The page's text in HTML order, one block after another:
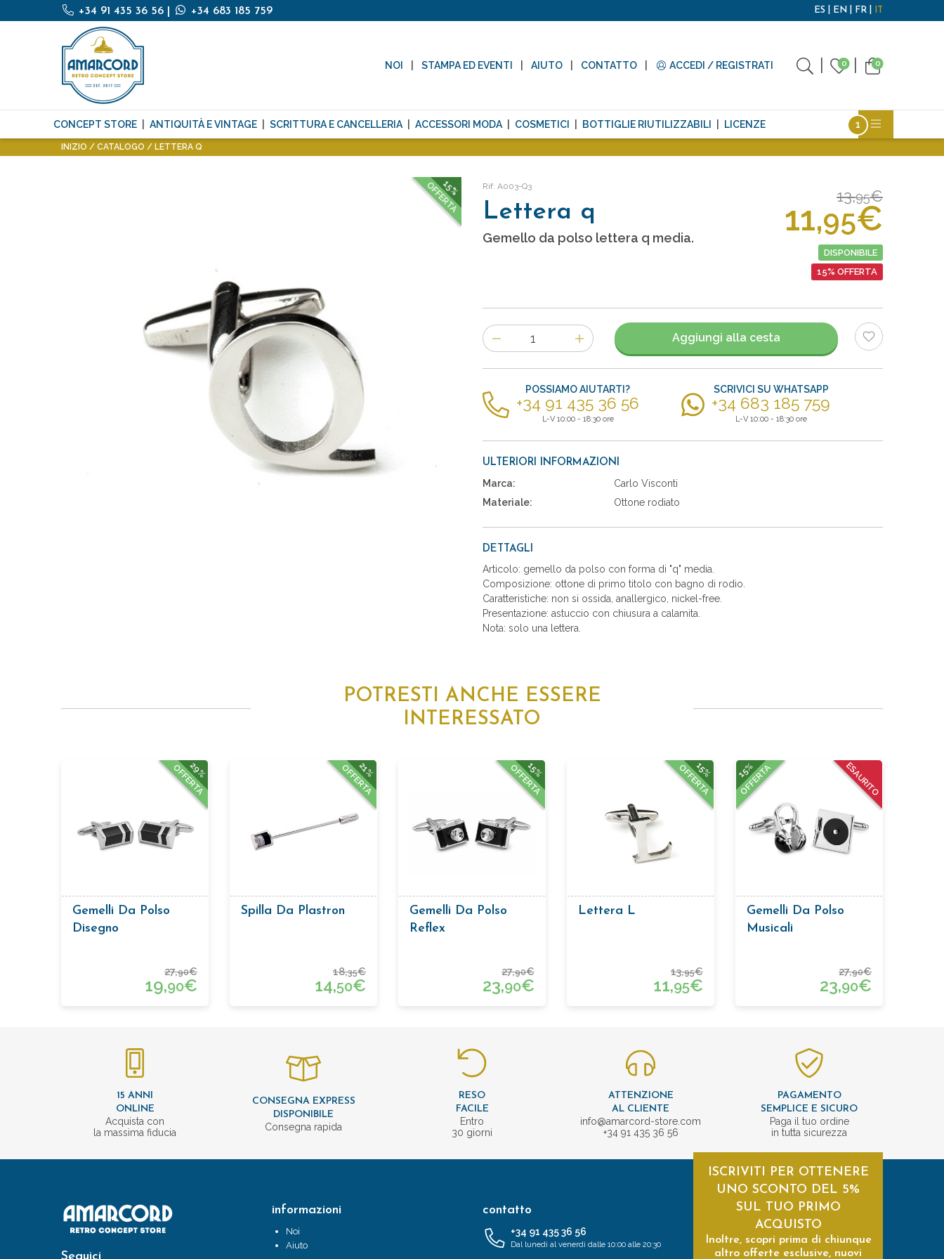
+34 91 435 36 56 +34 683 185 759 ES EN FR IT
NOI STAMPA ED EVENTI AIUTO CONTATTO ACCEDI / REGISTRATI 0 0
CONCEPT STORE ANTIQUITÀ E VINTAGE SCRITTURA E CANCELLERIA ACCESSORI MODA COSMETICI BOTTIGLIE RIUTILIZZABILI LICENZE
INIZIO CATALOGO LETTERA Q
15%
OFFERTA Rif: A003-Q3
Lettera q
Gemello da polso lettera q media.
13,95€
11,95€
DISPONIBILE
15% OFFERTA
Numero
di
articoli
Aggiungi alla cesta
POSSIAMO AIUTARTI?
+34 91 435 36 56
L-V 10:00 - 18:30 ore
SCRIVICI SU WHATSAPP
+34 683 185 759
L-V 10:00 - 18:30 ore
ULTERIORI INFORMAZIONI
Marca:
Carlo Visconti
Materiale:
Ottone rodiato
DETTAGLI
Articolo: gemello da polso con forma di "q" media.
Composizione: ottone di primo titolo con bagno di rodio.
Caratteristiche: non si ossida, anallergico, nickel-free.
Presentazione: astuccio con chiusura a calamita.
Nota: solo una lettera.
POTRESTI ANCHE ESSERE
INTERESSATO
29%
OFFERTA
Gemelli Da Polso
Disegno
27,90€
19,90€
21%
OFFERTA
Spilla Da Plastron
18,35€
14,50€
15%
OFFERTA
Gemelli Da Polso
Reflex
27,90€
23,90€
15%
OFFERTA
Lettera L
13,95€
11,95€
ESAURITO
15%
OFFERTA
Gemelli Da Polso
Musicali
27,90€
23,90€
15 ANNI
ONLINE
Acquista con
la massima fiducia
CONSEGNA EXPRESS
DISPONIBILE
Consegna rapida
RESO
FACILE
Entro
30 giorni
ATTENZIONE
AL CLIENTE
info@amarcord-store.com
+34 91 435 36 56
PAGAMENTO
SEMPLICE E SICURO
Paga il tuo ordine
in tutta sicurezza
informazioni
Noi
Aiuto
contatto
+34 91 435 36 56
Dal lunedì al venerdì dalle 10:00 alle 20:30
ISCRIVITI PER OTTENERE
UNO SCONTO DEL 5%
SUL TUO PRIMO
ACQUISTO
Inoltre, scopri prima di chiunque
altro offerte esclusive, nuovi